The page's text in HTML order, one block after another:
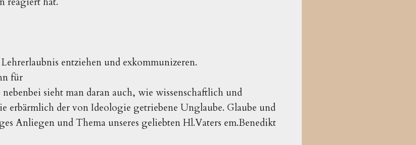
entziehen und exkommunizeren.
für
nebenbei sieht man daran auch, wie wissenschaftlich und
erbärmlich der von Ideologie getriebene Unglaube. Glaube und
Anliegen und Thema unseres geliebten Hl.Vaters em.Benedikt